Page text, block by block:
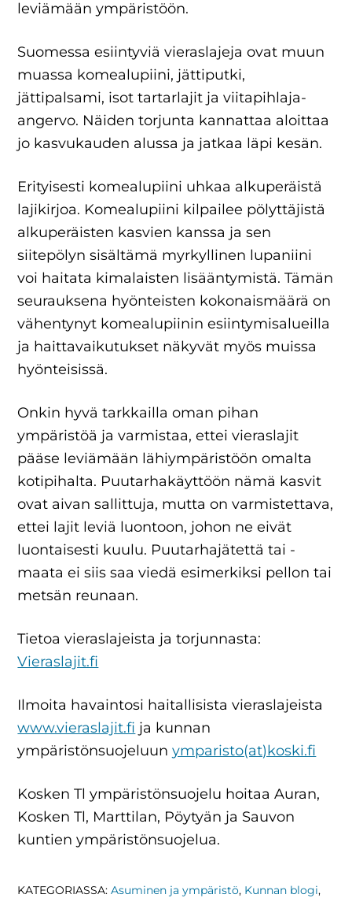
leviämään ympäristöön.
Suomessa esiintyviä vieraslajeja ovat muun
muassa komealupiini, jättiputki,
jättipalsami, isot tartarlajit ja viitapihlaja-
angervo. Näiden torjunta kannattaa aloittaa
jo kasvukauden alussa ja jatkaa läpi kesän.
Erityisesti komealupiini uhkaa alkuperäistä
lajikirjoa. Komealupiini kilpailee pölyttäjistä
alkuperäisten kasvien kanssa ja sen
siitepölyn sisältämä myrkyllinen lupaniini
voi haitata kimalaisten lisääntymistä. Tämän
seurauksena hyönteisten kokonaismäärä on
vähentynyt komealupiinin esiintymisalueilla
ja haittavaikutukset näkyvät myös muissa
hyönteisissä.
Onkin hyvä tarkkailla oman pihan
ympäristöä ja varmistaa, ettei vieraslajit
pääse leviämään lähiympäristöön omalta
kotipihalta. Puutarhakäyttöön nämä kasvit
ovat aivan sallittuja, mutta on varmistettava,
ettei lajit leviä luontoon, johon ne eivät
luontaisesti kuulu. Puutarhajätettä tai -
maata ei siis saa viedä esimerkiksi pellon tai
metsän reunaan.
Tietoa vieraslajeista ja torjunnasta:
Vieraslajit.fi
Ilmoita havaintosi haitallisista vieraslajeista
www.vieraslajit.fi ja kunnan
ympäristönsuojeluunymparisto(at)koski.fi
Kosken Tl ympäristönsuojelu hoitaa Auran,
Kosken Tl, Marttilan, Pöytyän ja Sauvon
kuntien ympäristönsuojelua.
KATEGORIASSA:Asuminen ja ympäristö, Kunnan blogi,